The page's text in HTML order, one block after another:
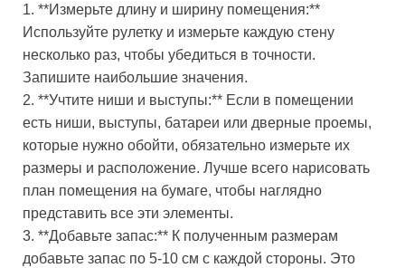
1. **Измерьте длину и ширину помещения:**
Используйте рулетку и измерьте каждую стену
несколько раз, чтобы убедиться в точности.
Запишите наибольшие значения.
2. **Учтите ниши и выступы:** Если в помещении
есть ниши, выступы, батареи или дверные проемы,
которые нужно обойти, обязательно измерьте их
размеры и расположение. Лучше всего нарисовать
план помещения на бумаге, чтобы наглядно
представить все эти элементы.
3. **Добавьте запас:** К полученным размерам
добавьте запас по 5-10 см с каждой стороны. Это